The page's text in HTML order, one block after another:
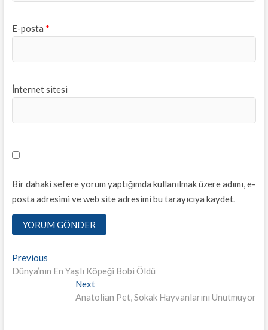
E-posta *
İnternet sitesi
Bir dahaki sefere yorum yaptığımda kullanılmak üzere adımı, e-
posta adresimi ve web site adresimi bu tarayıcıya kaydet.
Yazı
dolaşımı
PreviousPrevious
post:
Dünya’nın En Yaşlı Köpeği Bobi Öldü
NextNext
post:
Anatolian Pet, Sokak Hayvanlarını Unutmuyor